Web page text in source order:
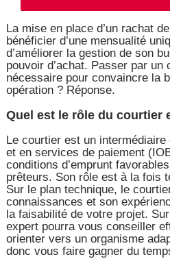
La mise en place d’un rachat
bénéficier d’une mensualité
d’améliorer la gestion de son
pouvoir d’achat. Passer par
nécessaire pour convaincre la
opération ? Réponse.
Quel est le rôle du courtier
Le courtier est un
et en services de paiement
conditions d’emprunt
prêteurs. Son rôle est à la fois
Sur le plan technique, le
connaissances et son
la faisabilité de votre projet.
expert pourra vous conseiller
orienter vers un organisme
donc vous faire gagner du